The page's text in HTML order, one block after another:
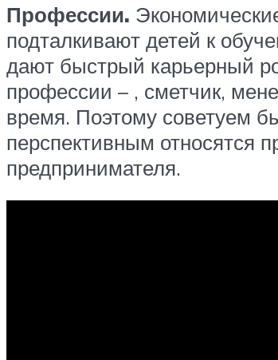
Профессии.
подталкивают детей к
дают быстрый карьерный
профессии – , сметчик,
время. Поэтому советуем
перспективным относятся
предпринимателя.